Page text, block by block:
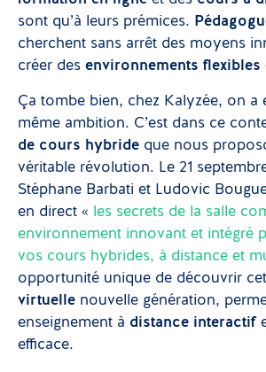
sont qu’à leurs prémices.
cherchent sans arrêt des moyens
créer des environnements flexibles
Ça tombe bien, chez Kalyzée, on a
même ambition. C’est dans ce
de cours hybride que nous
véritable révolution. Le 21
Stéphane Barbati et Ludovic
en direct « les secrets de la salle
environnement innovant et intégré
vos cours hybrides, à distance et
opportunité unique de découvrir
virtuelle nouvelle génération,
enseignement à distance interactif
efficace.